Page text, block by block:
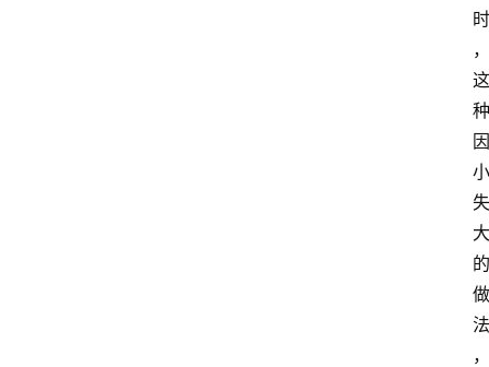
时
，
这
种
因
小
失
大
的
做
法
，